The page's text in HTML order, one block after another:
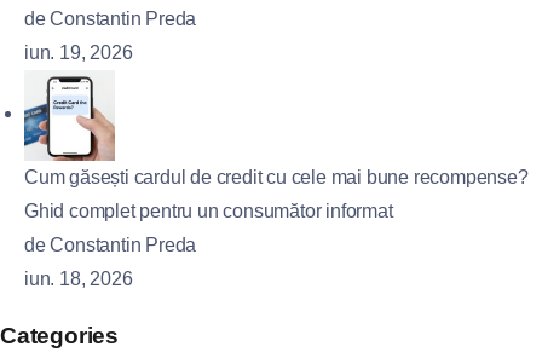
de Constantin Preda
iun. 19, 2026
Cum găsești cardul de credit cu cele mai bune recompense?
Ghid complet pentru un consumător informat
de Constantin Preda
iun. 18, 2026
Categories